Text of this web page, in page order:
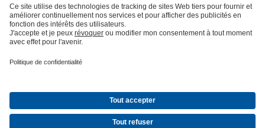
service : service premium pour les pompes et les robinets
Eaux uséesEau propreIndustrieBâtimentÉnergie